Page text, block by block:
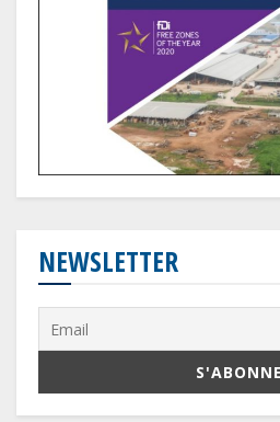
NEWSLETTER